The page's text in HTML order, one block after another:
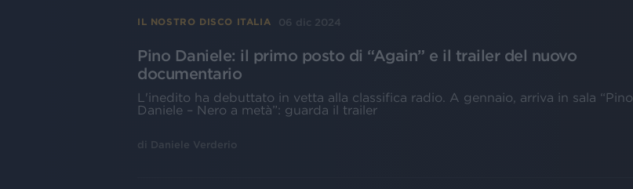
IL NOSTRO DISCO ITALIA 06 dic 2024
Pino Daniele: il primo posto di “Again” e il trailer del nuovo
documentario
L'inedito ha debuttato in vetta alla classifica radio. A gennaio, arriva in sala “Pino
Daniele – Nero a metà”: guarda il trailer
di Daniele Verderio